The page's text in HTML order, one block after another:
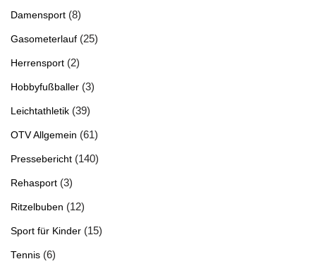
Damensport (8)
Gasometerlauf (25)
Herrensport (2)
Hobbyfußballer (3)
Leichtathletik (39)
OTV Allgemein (61)
Pressebericht (140)
Rehasport (3)
Ritzelbuben (12)
Sport für Kinder (15)
Tennis (6)